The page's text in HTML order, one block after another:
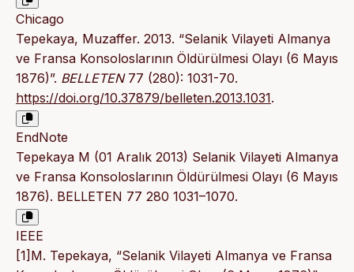
Chicago
Tepekaya, Muzaffer. 2013. “Selanik Vilayeti Almanya
ve Fransa Kon­soloslarının Öldürülmesi Olayı (6 Mayıs
1876)”. BELLETEN77 (280): 1031-70.
https://doi.org/10.37879/belleten.2013.1031.
EndNote
Tepekaya M (01 Aralık 2013) Selanik Vilayeti Almanya
ve Fransa Kon­soloslarının Öldürülmesi Olayı (6 Mayıs
1876). BELLETEN 77 280 1031–1070.
IEEE
[1]M. Tepekaya, “Selanik Vilayeti Almanya ve Fransa